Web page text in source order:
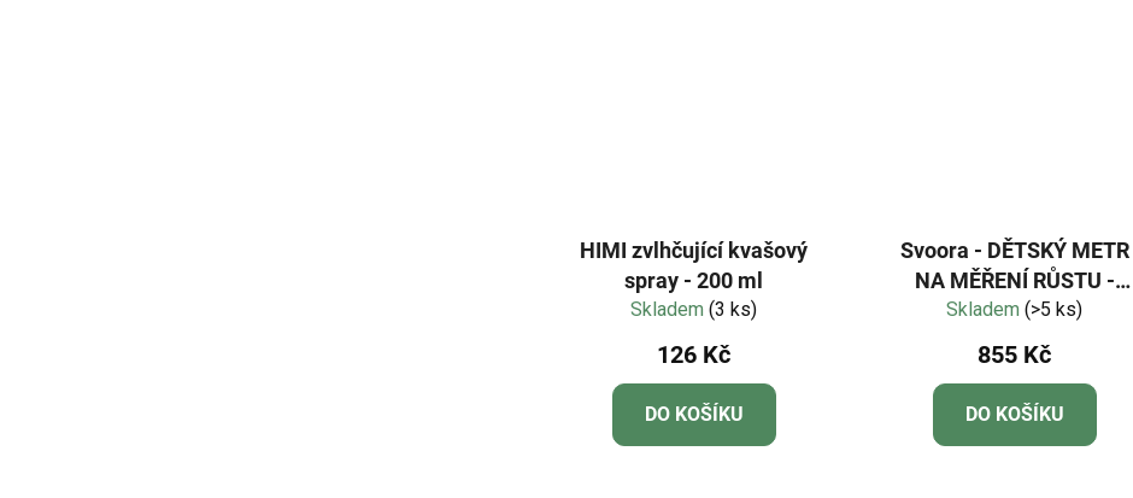
HIMI zvlhčující kvašový
spray - 200 ml
Skladem(3 ks)
126 Kč
DO KOŠÍKU
Svoora - DĚTSKÝ METR
NA MĚŘENÍ RŮSTU -
MEDVĚD
Skladem(>5 ks)
855 Kč
DO KOŠÍKU